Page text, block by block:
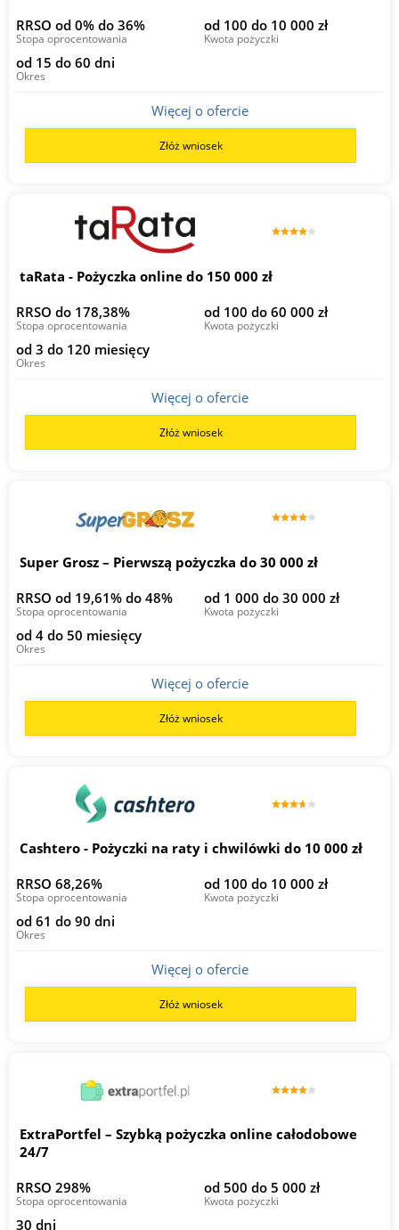
RRSO od 0% do 36%
Stopa oprocentowania
od 100 do 10 000 zł
Kwota pożyczki
od 15 do 60 dni
Okres
Więcej o ofercie
Złóż wniosek
taRata - Pożyczka online do 150 000 zł
RRSO do 178,38%
Stopa oprocentowania
od 100 do 60 000 zł
Kwota pożyczki
od 3 do 120 miesięcy
Okres
Więcej o ofercie
Złóż wniosek
Super Grosz – Pierwszą pożyczka do 30 000 zł
RRSO od 19,61% do 48%
Stopa oprocentowania
od 1 000 do 30 000 zł
Kwota pożyczki
od 4 do 50 miesięcy
Okres
Więcej o ofercie
Złóż wniosek
Cashtero - Pożyczki na raty i chwilówki do 10 000 zł
RRSO 68,26%
Stopa oprocentowania
od 100 do 10 000 zł
Kwota pożyczki
od 61 do 90 dni
Okres
Więcej o ofercie
Złóż wniosek
ExtraPortfel – Szybką pożyczka online całodobowe
24/7
RRSO 298%
Stopa oprocentowania
od 500 do 5 000 zł
Kwota pożyczki
30 dni